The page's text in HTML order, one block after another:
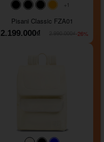
#000000#000000
#000000
#ffa500
+1
Pisani Classic FZA01
2.199.000₫
-26%